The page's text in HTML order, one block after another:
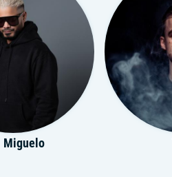
Miguelo